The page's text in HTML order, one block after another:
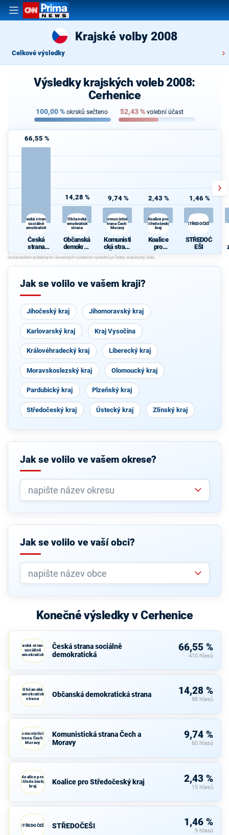
Krajské volby 2008
Celkové výsledky
Výsledky krajských voleb 2008:
Cerhenice
100,00% okrsků sečteno 52,43% volební účast
66,55 %
Česká strana
sociálně
demokratická
Česká
strana
sociálně
demokrati
cká
14,28 %
Občanská
demokratická
strana
Občanská
demokrati
cká strana
9,74 %
Komunistická
strana Čech a
Moravy
Komunisti
cká strana
Čech a
Moravy
2,43 %
Koalice pro
Středočeský
kraj
Koalice
pro
Středočes
ký kraj
1,46 %
STŘEDOČEŠI
STŘEDOČ
EŠI
Jak se volilo ve vašem kraji?
Jihočeský kraj Jihomoravský kraj
Karlovarský kraj Kraj Vysočina
Královéhradecký kraj Liberecký kraj
Moravskoslezský kraj Olomoucký kraj
Pardubický kraj Plzeňský kraj
Středočeský kraj Ústecký kraj Zlínský kraj
Jak se volilo ve vašem okrese?
Jak se volilo ve vaší obci?
Konečné výsledky v Cerhenice
Česká strana
sociálně
demokratická
Česká strana sociálně
demokratická
66,55 %
410 hlasů
Občanská
demokratická
strana
Občanská demokratická strana 14,28 %
88 hlasů
Komunistická
strana Čech a
Moravy
Komunistická strana Čech a
Moravy
9,74 %
60 hlasů
Koalice pro
Středočeský
kraj
Koalice pro Středočeský kraj 2,43 %
15 hlasů
STŘEDOČEŠI STŘEDOČEŠI 1,46 %
9 hlasů